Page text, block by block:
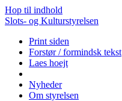
Hop til indhold
Slots- og Kulturstyrelsen
Print siden
Forstør / formindsk tekst
Laes hoejt
Nyheder
Om styrelsen